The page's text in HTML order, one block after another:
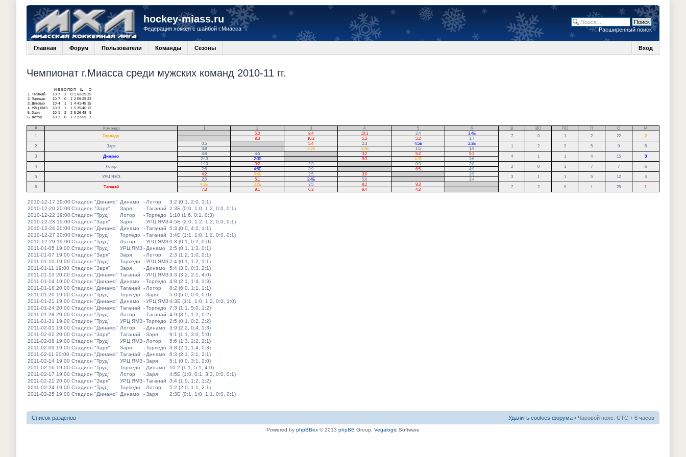
hockey-miass.ru
Федерация хоккея с шайбой г.Миасса Расширенный поиск
Главная Форум Пользователи Команды Сезоны Вход
Чемпионат г.Миасса среди мужских команд 2010-11 гг.
И В ВО ПО П
О
1.
Таганай 10 7 2 0 1 62-29 25
2. Торпедо 10 7 0 1 2 59-29 22
3.
Динамо 10 4 1 1 4 41-45 15
4. УРЦ ЯМЗ 10 3 1 1 5 35-40 12
5. Заря 10 1 2 2 5 26-48
9
6. Лотор 10 2 0 1 7 27-59 7
# Команда 1 2 3 4 5 6 В ВО ПО П О
М
1
Торпедо
5:0 8:4 10:1 2:4 3:4Б
7 0 1 2 22 2
8:3 10:2 5:2 5:2
3:7
2
Заря
0:5 5:4 2:3 4:5Б 2:3Б
1 2 2 5 9 5
3:8 3:2Б 5:4Б 1:5
1:9
3
Динамо
4:8 4:5 3:2 5:2 5:3
4 1 1 4 15 3
2:10 2:3Б 9:3 4:3Б
3:6
4
Лотор
1:10 3:2 2:3 0:3 2:8
2 0 1 7 7 6
2:5 4:5Б 3:9 6:5
4:9
5
УРЦ ЯМЗ
4:2 5:4Б 2:5 3:0 3:9
3 1 1 5 12 4
2:5 5:1 3:4Б 5:6
3:4
6
Таганай
4:3Б 3:2Б 3:5 8:2 9:3
7 2 0 1 25 1
7:3 9:1 6:3 9:4 4:3
2010-12-17 19:00Стадион "Динамо" Динамо - Лотор
3:2 (0:1, 2:0, 1:1)
2010-12-20 20:00Стадион "Заря" Заря -Таганай
2:3Б (0:0, 1:0, 1:2, 0:0, 0:1)
2010-12-22 19:00Стадион "Труд" Лотор -Торпедо
1:10 (1:6, 0:1, 0:3)
2010-12-23 19:00Стадион "Заря" Заря -УРЦ ЯМЗ4:5Б (2:0, 1:2, 1:2, 0:0, 0:1)
2010-12-24 20:00Стадион "Динамо" Динамо -Таганай
5:3 (0:0, 4:2, 1:1)
2010-12-27 20:00Стадион "Труд" Торпедо -Таганай
3:4Б (1:1, 1:0, 1:2, 0:0, 0:1)
2010-12-29 19:00Стадион "Труд" Лотор -УРЦ ЯМЗ0:3 (0:1, 0:2, 0:0)
2011-01-05 19:00 Стадион "Труд" УРЦ ЯМЗ- Динамо
2:5 (0:1, 1:3, 0:1)
2011-01-07 19:00 Стадион "Заря" Заря - Лотор
2:3 (1:2, 1:0, 0:1)
2011-01-10 19:00 Стадион "Труд" Торпедо -УРЦ ЯМЗ2:4 (0:1, 1:2, 1:1)
2011-01-11 19:00 Стадион "Заря" Заря - Динамо
5:4 (3:0, 0:3, 2:1)
2011-01-13 20:00 Стадион "Динамо" Таганай -УРЦ ЯМЗ9:3 (3:2, 2:1, 4:0)
2011-01-14 19:00 Стадион "Динамо" Динамо -Торпедо
4:8 (2:1, 1:4, 1:3)
2011-01-18 20:00 Стадион "Динамо" Таганай - Лотор
8:2 (6:0, 1:1, 1:1)
2011-01-20 19:00 Стадион "Труд" Торпедо -Заря
5:0 (5:0, 0:0, 0:0)
2011-01-21 19:00 Стадион "Динамо" Динамо -УРЦ ЯМЗ4:3Б (1:1, 1:0, 1:2, 0:0, 1:0)
2011-01-24 20:00 Стадион "Динамо" Таганай -Торпедо
7:3 (1:1, 5:0, 1:2)
2011-01-28 20:00 Стадион "Труд" Лотор -Таганай
4:9 (3:5, 1:2, 0:2)
2011-01-31 19:00 Стадион "Труд" УРЦ ЯМЗ-Торпедо
2:5 (0:1, 0:2, 2:2)
2011-02-01 19:00 Стадион "Динамо" Лотор - Динамо
3:9 (2:2, 0:4, 1:3)
2011-02-02 20:00 Стадион "Заря" Таганай -Заря
9:1 (1:1, 3:0, 5:0)
2011-02-08 19:00 Стадион "Труд" УРЦ ЯМЗ- Лотор
5:6 (1:3, 2:2, 2:1)
2011-02-09 19:00 Стадион "Заря" Заря -Торпедо
3:8 (2:1, 1:4, 0:3)
2011-02-11 20:00 Стадион "Динамо" Таганай - Динамо
6:3 (2:1, 2:1, 2:1)
2011-02-14 19:00 Стадион "Труд" УРЦ ЯМЗ-Заря
5:1 (0:0, 3:1, 2:0)
2011-02-16 19:00 Стадион "Труд" Торпедо - Динамо
10:2 (1:1, 5:1, 4:0)
2011-02-17 19:00 Стадион "Труд" Лотор -Заря
4:5Б (1:0, 0:1, 3:3, 0:0, 0:1)
2011-02-21 20:00 Стадион "Заря" УРЦ ЯМЗ-Таганай
3:4 (1:0, 1:2, 1:2)
2011-02-24 19:00 Стадион "Труд" Торпедо - Лотор
5:2 (2:0, 1:1, 2:1)
2011-02-25 19:00 Стадион "Динамо" Динамо -Заря 2:3Б (0:1, 1:0, 1:1, 0:0, 0:1)
Список разделов Удалить cookies форума • Часовой пояс: UTC + 6 часов
Powered by phpBBex © 2013 phpBB Group, Vegalogic Software